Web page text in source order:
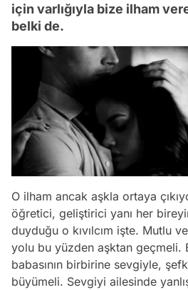
için varlığıyla bize ilham
belki de.
O ilham ancak aşkla ortaya
öğretici, geliştirici yanı her
duyduğu o kıvılcım işte. Mutlu
yolu bu yüzden aşktan geçmeli.
babasının birbirine sevgiyle,
büyümeli. Sevgiyi ailesinde